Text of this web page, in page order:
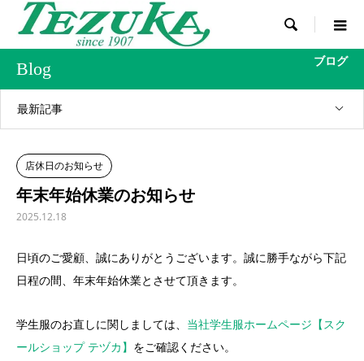

Blog ブログ
最新記事
店休日のお知らせ
年末年始休業のお知らせ
2025.12.18
日頃のご愛顧、誠にありがとうございます。誠に勝手ながら下記
日程の間、年末年始休業とさせて頂きます。
学生服のお直しに関しましては、 当社学生服ホームページ【スク
ールショップ テヅカ】 をご確認ください。